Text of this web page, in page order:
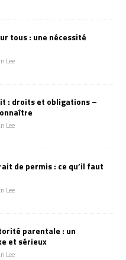
tous : une nécessité
Lee
: droits et obligations –
Lee
de permis : ce qu’il faut
Lee
parentale : un
et sérieux
Lee